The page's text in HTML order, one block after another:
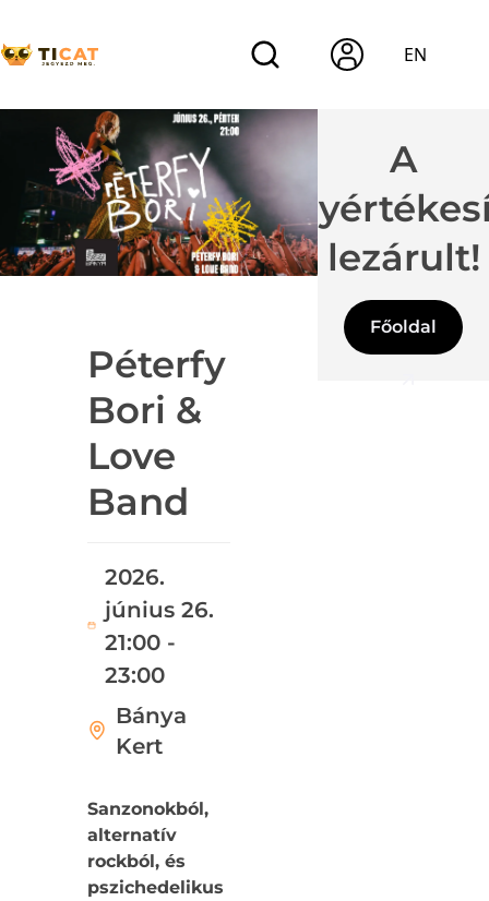
EN
Péterfy
Bori &
Love
Band
2026.
június 26.
21:00 -
23:00
Bánya
Kert
A
lezárult!
Főoldal
Sanzonokból,
alternatív
rockból, és
pszichedelikus